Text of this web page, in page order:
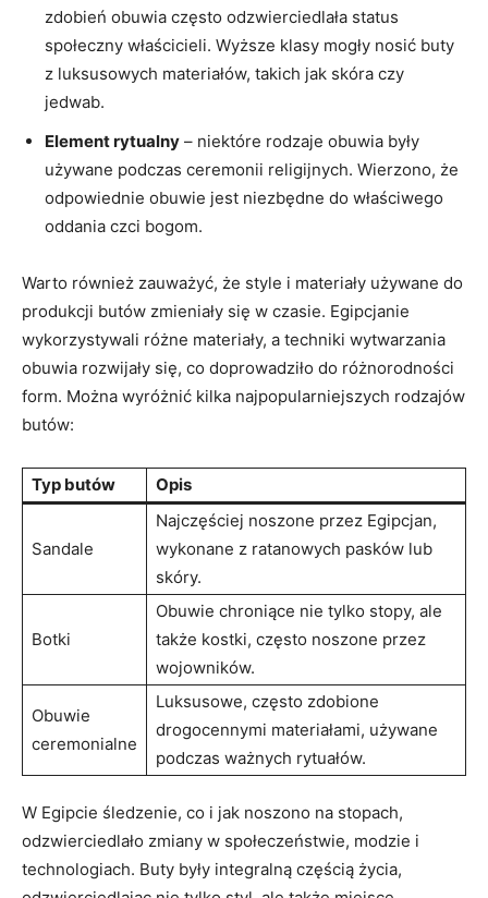
‌zdobień obuwia często ‍odzwierciedlała status‍
społeczny właścicieli. Wyższe klasy mogły nosić buty
z luksusowych‌ materiałów, takich jak skóra czy
⁣jedwab.
Element rytualny ‍– niektóre rodzaje obuwia były
‍używane podczas ceremonii religijnych. Wierzono, że
odpowiednie obuwie jest niezbędne ​do właściwego
oddania⁤ czci bogom.
Warto również zauważyć,‍ że style i materiały używane do
⁤produkcji butów zmieniały się w​ czasie. Egipcjanie
‌wykorzystywali różne materiały, ​a techniki wytwarzania​
obuwia rozwijały​ się, ‍co doprowadziło do różnorodności
form. Można wyróżnić⁣ kilka najpopularniejszych rodzajów
butów:
Typ butów Opis
Sandale
Najczęściej ⁤noszone przez⁣ Egipcjan,
⁣wykonane z ratanowych pasków lub
skóry.
Botki
Obuwie chroniące​ nie tylko stopy, ale
także kostki, często noszone przez
‌wojowników.
Obuwie
ceremonialne
Luksusowe, często zdobione
drogocennymi materiałami, używane
podczas ważnych ⁤rytuałów.
W Egipcie śledzenie, co i ⁤jak noszono​ na​ stopach,
odzwierciedlało zmiany ‌w społeczeństwie, modzie i ​
technologiach.‌ Buty były‌ integralną częścią życia,‍